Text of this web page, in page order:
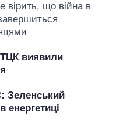
вірить, що війна в
виявили
Зеленський
енергетиці